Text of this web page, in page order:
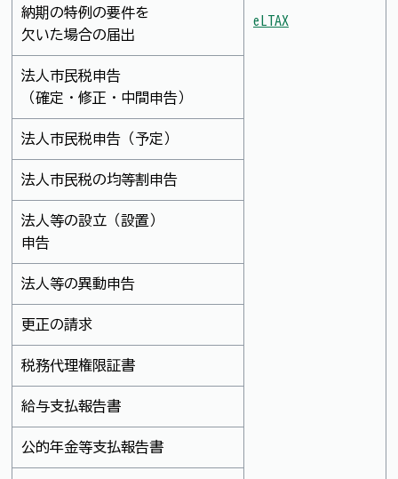
eLTAX
納期の特例の要件を
欠いた場合の届出
法人市民税申告
（確定・修正・中間申告）
法人市民税申告（予定）
法人市民税の均等割申告
法人等の設立（設置）
申告
法人等の異動申告
更正の請求
税務代理権限証書
給与支払報告書
公的年金等支払報告書